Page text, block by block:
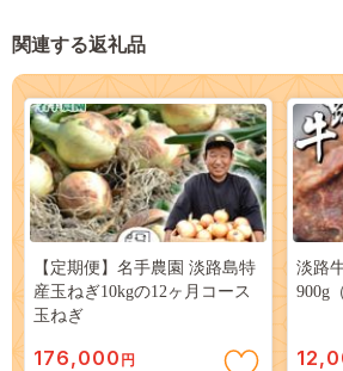
関連する返礼品
【定期便】名手農園 淡路島特
産玉ねぎ10kgの12ヶ月コース
玉ねぎ
176,000 円
淡路
900g